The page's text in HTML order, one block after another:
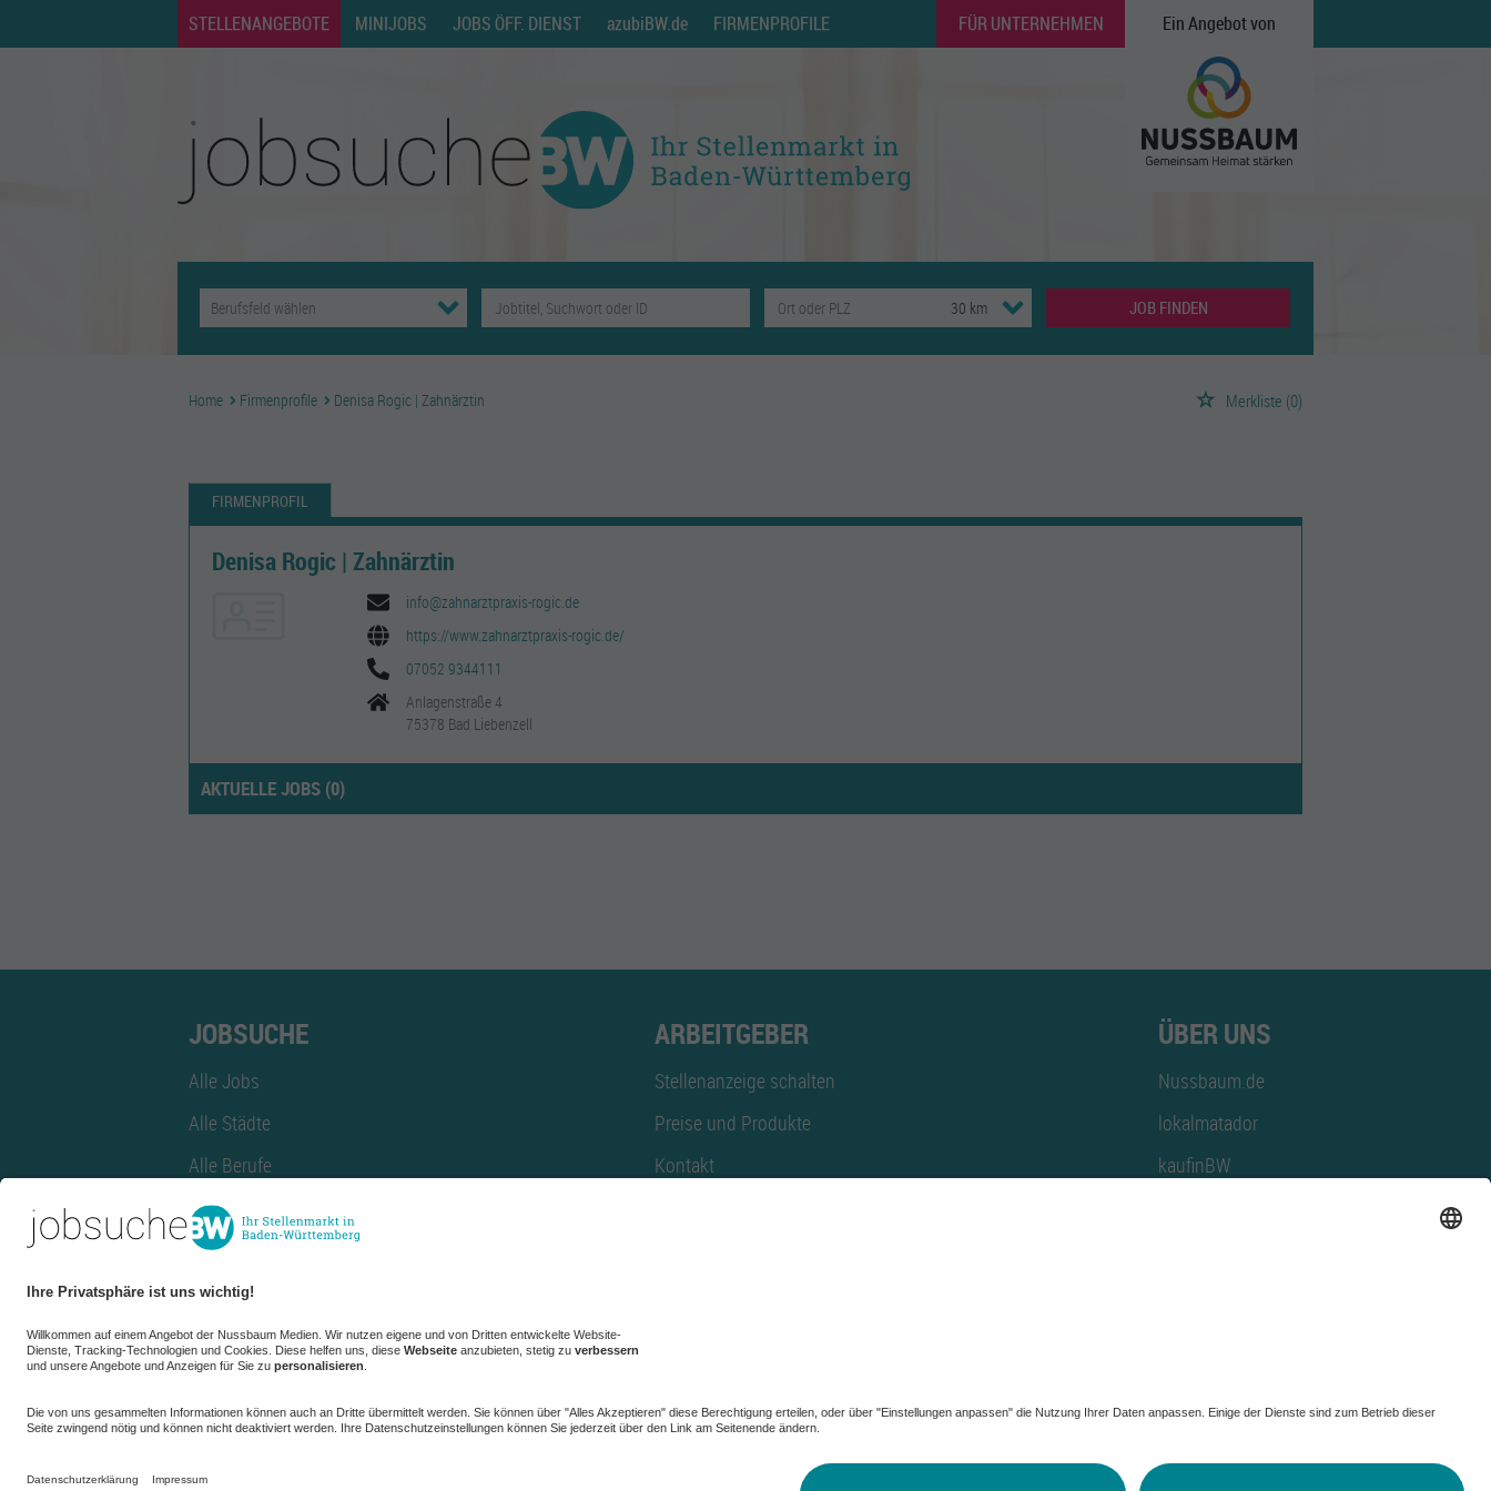
STELLENANGEBOTE MINIJOBS JOBS ÖFF. DIENST azubiBW.de FIRMENPROFILE FÜR UNTERNEHMEN Ein Angebot von
JOB FINDEN
Home Firmenprofile Denisa Rogic | Zahnärztin Merkliste (0)
FIRMENPROFIL
Denisa Rogic | Zahnärztin
info@zahnarztpraxis-rogic.de
https://www.zahnarztpraxis-rogic.de/
07052 9344111
Anlagenstraße 4
75378 Bad Liebenzell
AKTUELLE JOBS (0)
JOBSUCHE
Alle Jobs
Alle Städte
Alle Berufe
Alle Berufe nach Stadt
Alle Tätigkeitsbereiche
Alle Tätigkeitsbereiche nach Stadt
azubiBW.de
Minijobs
Firmenprofil
ARBEITGEBER
Stellenanzeige schalten
Preise und Produkte
Kontakt
ÜBER UNS
Nussbaum.de
lokalmatador
kaufinBW